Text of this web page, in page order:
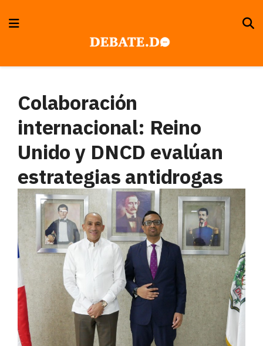
Colaboración
internacional: Reino
Unido y DNCD evalúan
estrategias antidrogas